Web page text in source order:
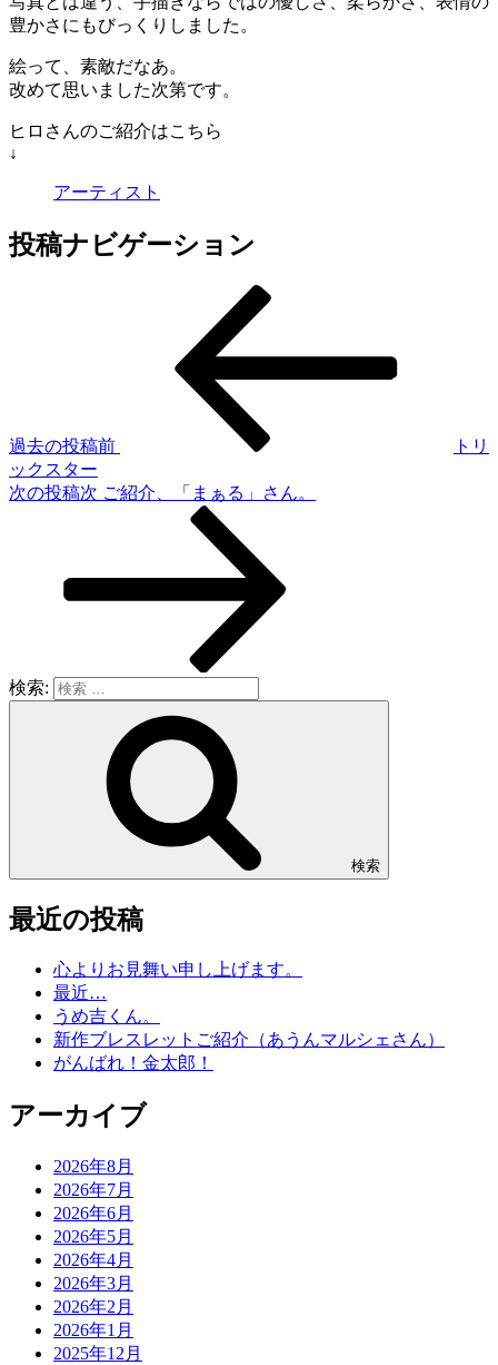
豊かさにもびっくりしました。
絵って、素敵だなあ。
改めて思いました次第です。
ヒロさんのご紹介はこちら
↓
アーティスト
投稿ナビゲーション
過去の投稿前
トリ
ックスター
次の投稿次 ご紹介、「まぁる」さん。
検索:
検索
最近の投稿
心よりお見舞い申し上げます。
最近…
うめ吉くん。
新作ブレスレットご紹介（あうんマルシェさん）
がんばれ！金太郎！
アーカイブ
2026年8月
2026年7月
2026年6月
2026年5月
2026年4月
2026年3月
2026年2月
2026年1月
2025年12月